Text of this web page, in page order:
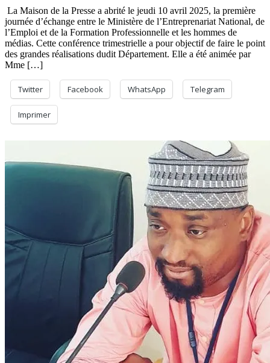
La Maison de la Presse a abrité le jeudi 10 avril 2025, la première
journée d’échange entre le Ministère de l’Entreprenariat National, de
l’Emploi et de la Formation Professionnelle et les hommes de
médias. Cette conférence trimestrielle a pour objectif de faire le point
des grandes réalisations dudit Département. Elle a été animée par
Mme […]
Twitter Facebook WhatsApp Telegram
Imprimer